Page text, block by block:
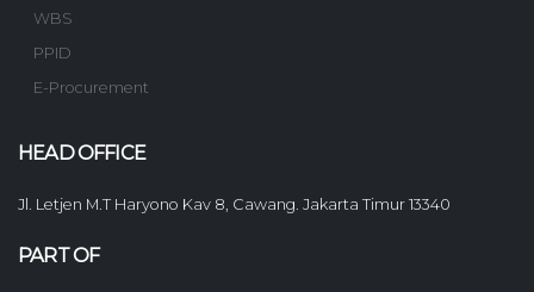
WBS
PPID
E-Procurement
HEAD OFFICE
Jl. Letjen M.T Haryono Kav 8, Cawang. Jakarta Timur 13340
PART OF